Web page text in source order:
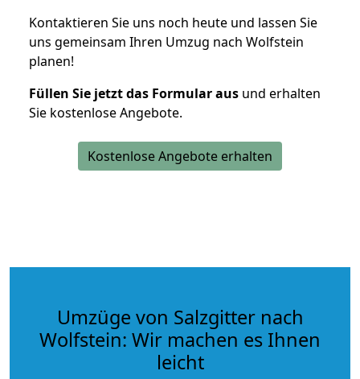
Kontaktieren Sie uns noch heute und lassen Sie
uns gemeinsam Ihren Umzug nach Wolfstein
planen!
Füllen Sie jetzt das Formular aus und erhalten
Sie kostenlose Angebote.
Kostenlose Angebote erhalten
Umzüge von Salzgitter nach
Wolfstein: Wir machen es Ihnen
leicht